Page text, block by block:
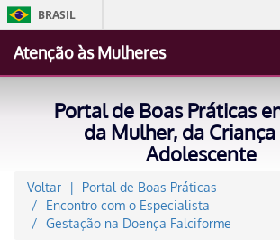
BRASIL
Acesso à
Atenção às Mulheres
Portal de Boas Práticas
da Mulher, da
Adolescente
Voltar
Portal de Boas Práticas
Encontro com o Especialista
Gestação na Doença Falciforme